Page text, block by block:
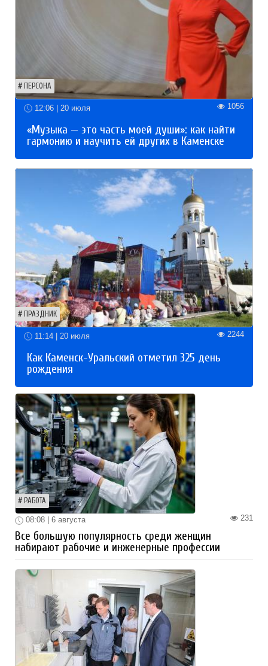
ПЕРСОНА
12:06 | 20 июля 1056
«Музыка — это часть моей души»: как найти
гармонию и научить ей других в Каменске
ПРАЗДНИК
11:14 | 20 июля 2244
Как Каменск-Уральский отметил 325 день
рождения
РАБОТА
231
08:08 | 6 августа
Все большую популярность среди женщин
набирают рабочие и инженерные профессии